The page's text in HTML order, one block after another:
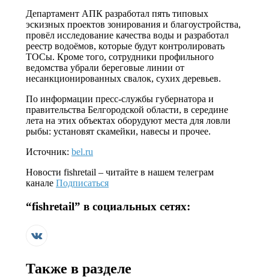
Департамент АПК разработал пять типовых
эскизных проектов зонирования и благоустройства,
провёл исследование качества воды и разработал
реестр водоёмов, которые будут контролировать
ТОСы. Кроме того, сотрудники профильного
ведомства убрали береговые линии от
несанкционированных свалок, сухих деревьев.
По информации пресс-службы губернатора и
правительства Белгородской области, в середине
лета на этих объектах оборудуют места для ловли
рыбы: установят скамейки, навесы и прочее.
Источник: bel.ru
Новости fishretail – читайте в нашем телеграм
канале Подписаться
“fishretail” в социальных сетях:
Также в разделе